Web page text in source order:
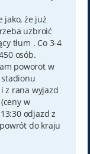
jako, że już
uzbroić
tłum . Co 3-4
osób.
poworot w
z rana wyjazd
w
odjazd z
do kraju